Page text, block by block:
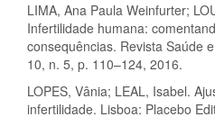
LIMA, Ana Paula Weinfurter;
Infertilidade humana:
consequências. Revista Saúde
10, n. 5, p. 110–124, 2016.
LOPES, Vânia; LEAL, Isabel.
infertilidade. Lisboa: Placebo